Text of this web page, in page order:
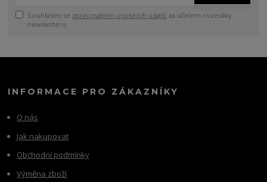
Souhlasím se zpracováním osobních údajů za účelem rozesílky
newsletteru.
INFORMACE PRO ZÁKAZNÍKY
O nás
Jak nakupovat
Obchodní podmínky
Výměna zboží